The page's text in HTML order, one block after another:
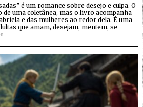
é um romance sobre desejo e culpa. O
uma coletânea, mas o livro acompanha
e das mulheres ao redor dela. É uma
que amam, desejam, mentem, se